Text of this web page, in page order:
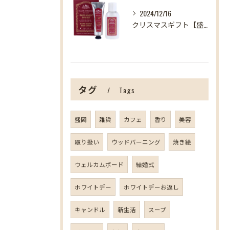
2024/12/16
タグ Tags
盛岡 雑貨 カフェ 香り 美容
取り扱い ウッドバーニング 焼き絵
ウェルカムボード 結婚式
ホワイトデー ホワイトデーお返し
キャンドル 新生活 スープ